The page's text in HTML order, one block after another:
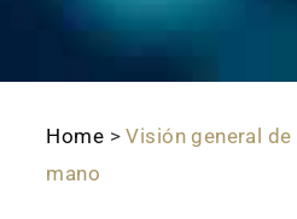
Home >Visión general
mano